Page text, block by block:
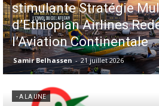
injectent 870 millions
dans 339 projets, Los
Miami en tête
Samir Belhassen - 6 août 2026
- A LA UNE